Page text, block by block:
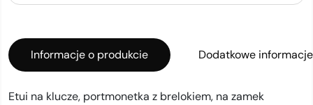
Informacje o produkcie Dodatkowe informacje
Etui na klucze, portmonetka z brelokiem, na zamek